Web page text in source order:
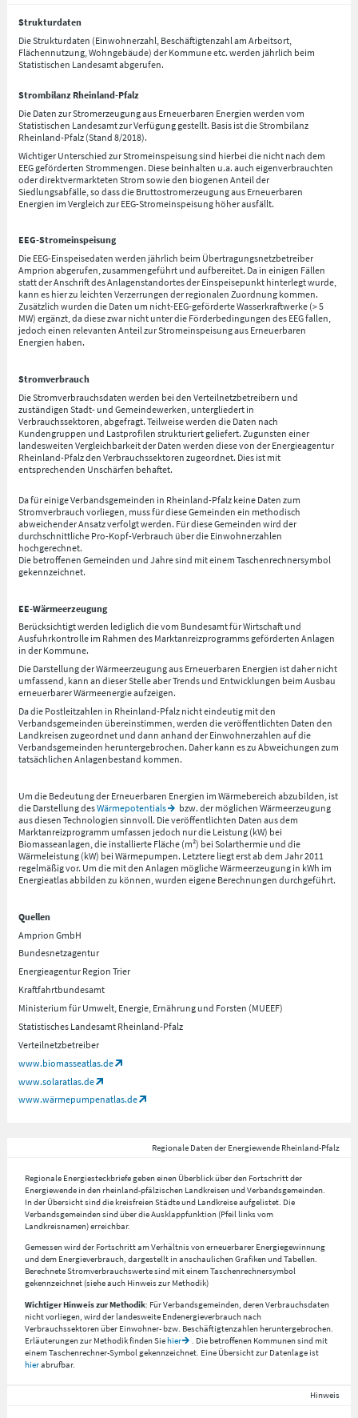
Strukturdaten
Die Strukturdaten (Einwohnerzahl, Beschäftigtenzahl am Arbeitsort,
Flächennutzung, Wohngebäude) der Kommune etc. werden jährlich beim
Statistischen Landesamt abgerufen.
Strombilanz Rheinland-Pfalz
Die Daten zur Stromerzeugung aus Erneuerbaren Energien werden vom
Statistischen Landesamt zur Verfügung gestellt. Basis ist die Strombilanz
Rheinland-Pfalz (Stand 8/2018).
Wichtiger Unterschied zur Stromeinspeisung sind hierbei die nicht nach dem
EEG geförderten Strommengen. Diese beinhalten u.a. auch eigenverbrauchten
oder direktvermarkteten Strom sowie den biogenen Anteil der
Siedlungsabfälle, so dass die Bruttostromerzeugung aus Erneuerbaren
Energien im Vergleich zur EEG-Stromeinspeisung höher ausfällt.
EEG-Stromeinspeisung
Die EEG-Einspeisedaten werden jährlich beim Übertragungsnetzbetreiber
Amprion abgerufen, zusammengeführt und aufbereitet. Da in einigen Fällen
statt der Anschrift des Anlagenstandortes der Einspeisepunkt hinterlegt wurde,
kann es hier zu leichten Verzerrungen der regionalen Zuordnung kommen.
Zusätzlich wurden die Daten um nicht-EEG-geförderte Wasserkraftwerke (> 5
MW) ergänzt, da diese zwar nicht unter die Förderbedingungen des EEG fallen,
jedoch einen relevanten Anteil zur Stromeinspeisung aus Erneuerbaren
Energien haben.
Stromverbrauch
Die Stromverbrauchsdaten werden bei den Verteilnetzbetreibern und
zuständigen Stadt- und Gemeindewerken, untergliedert in
Verbrauchssektoren, abgefragt. Teilweise werden die Daten nach
Kundengruppen und Lastprofilen strukturiert geliefert. Zugunsten einer
landesweiten Vergleichbarkeit der Daten werden diese von der Energieagentur
Rheinland-Pfalz den Verbrauchssektoren zugeordnet. Dies ist mit
entsprechenden Unschärfen behaftet.
Da für einige Verbandsgemeinden in Rheinland-Pfalz keine Daten zum
Stromverbrauch vorliegen, muss für diese Gemeinden ein methodisch
abweichender Ansatz verfolgt werden. Für diese Gemeinden wird der
durchschnittliche Pro-Kopf-Verbrauch über die Einwohnerzahlen
hochgerechnet.
Die betroffenen Gemeinden und Jahre sind mit einem Taschenrechnersymbol
gekennzeichnet.
EE-Wärmeerzeugung
Berücksichtigt werden lediglich die vom Bundesamt für Wirtschaft und
Ausfuhrkontrolle im Rahmen des Marktanreizprogramms geförderten Anlagen
in der Kommune.
Die Darstellung der Wärmeerzeugung aus Erneuerbaren Energien ist daher nicht
umfassend, kann an dieser Stelle aber Trends und Entwicklungen beim Ausbau
erneuerbarer Wärmeenergie aufzeigen.
Da die Postleitzahlen in Rheinland-Pfalz nicht eindeutig mit den
Verbandsgemeinden übereinstimmen, werden die veröffentlichten Daten den
Landkreisen zugeordnet und dann anhand der Einwohnerzahlen auf die
Verbandsgemeinden heruntergebrochen. Daher kann es zu Abweichungen zum
tatsächlichen Anlagenbestand kommen.
Um die Bedeutung der Erneuerbaren Energien im Wärmebereich abzubilden, ist
die Darstellung desWärmepotentials
bzw. der möglichen Wärmeerzeugung
aus diesen Technologien sinnvoll. Die veröffentlichten Daten aus dem
Marktanreizprogramm umfassen jedoch nur die Leistung (kW) bei
Biomasseanlagen, die installierte Fläche (m²) bei Solarthermie und die
Wärmeleistung (kW) bei Wärmepumpen. Letztere liegt erst ab dem Jahr 2011
regelmäßig vor. Um die mit den Anlagen mögliche Wärmeerzeugung in kWh im
Energieatlas abbilden zu können, wurden eigene Berechnungen durchgeführt.
Quellen
Amprion GmbH
Bundesnetzagentur
Energieagentur Region Trier
Kraftfahrtbundesamt
Ministerium für Umwelt, Energie, Ernährung und Forsten (MUEEF)
Statistisches Landesamt Rheinland-Pfalz
Verteilnetzbetreiber
www.biomasseatlas.de
www.solaratlas.de
www.wärmepumpenatlas.de
Regionale Daten der Energiewende Rheinland-Pfalz
Regionale Energiesteckbriefe geben einen Überblick über den Fortschritt der
Energiewende in den rheinland-pfälzischen Landkreisen und Verbandsgemeinden.
In der Übersicht sind die kreisfreien Städte und Landkreise aufgelistet. Die
Verbandsgemeinden sind über die Ausklappfunktion (Pfeil links vom
Landkreisnamen) erreichbar.
Gemessen wird der Fortschritt am Verhältnis von erneuerbarer Energiegewinnung
und dem Energieverbrauch, dargestellt in anschaulichen Grafiken und Tabellen.
Berechnete Stromverbrauchswerte sind mit einem Taschenrechnersymbol
gekennzeichnet (siehe auch Hinweis zur Methodik)
Wichtiger Hinweis zur Methodik: Für Verbandsgemeinden, deren Verbrauchsdaten
nicht vorliegen, wird der landesweite Endenergieverbrauch nach
Verbrauchssektoren über Einwohner- bzw. Beschäftigtenzahlen heruntergebrochen.
Erläuterungen zur Methodik finden Siehier
. Die betroffenen Kommunen sind mit
einem Taschenrechner-Symbol gekennzeichnet. Eine Übersicht zur Datenlage ist
hierabrufbar.
Hinweis